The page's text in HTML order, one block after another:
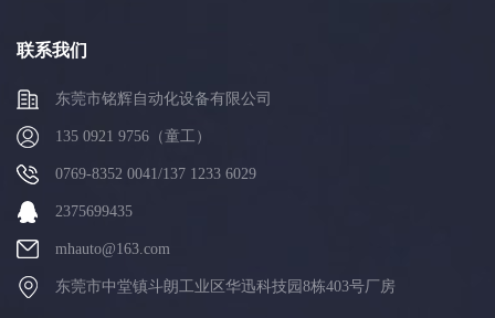
联系我们
东莞市铭辉自动化设备有限公司
135 0921 9756（童工）
0769-8352 0041/137 1233 6029
2375699435
mhauto@163.com
东莞市中堂镇斗朗工业区华迅科技园8栋403号厂房